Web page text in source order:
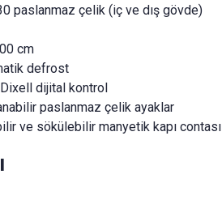
paslanmaz çelik (iç ve dış gövde)
cm
defrost
dijital kontrol
paslanmaz çelik ayaklar
ve sökülebilir manyetik kapı contası